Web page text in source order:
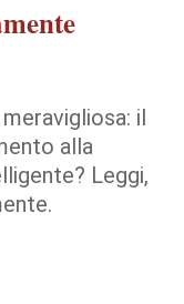
il
alla
Leggi,